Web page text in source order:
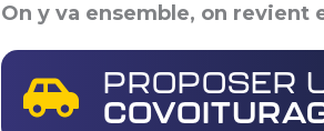
On y va ensemble, on revient
PROPOSER